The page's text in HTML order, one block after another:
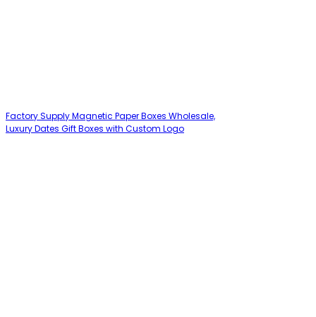
Factory Supply Magnetic Paper Boxes Wholesale,
Luxury Dates Gift Boxes with Custom Logo